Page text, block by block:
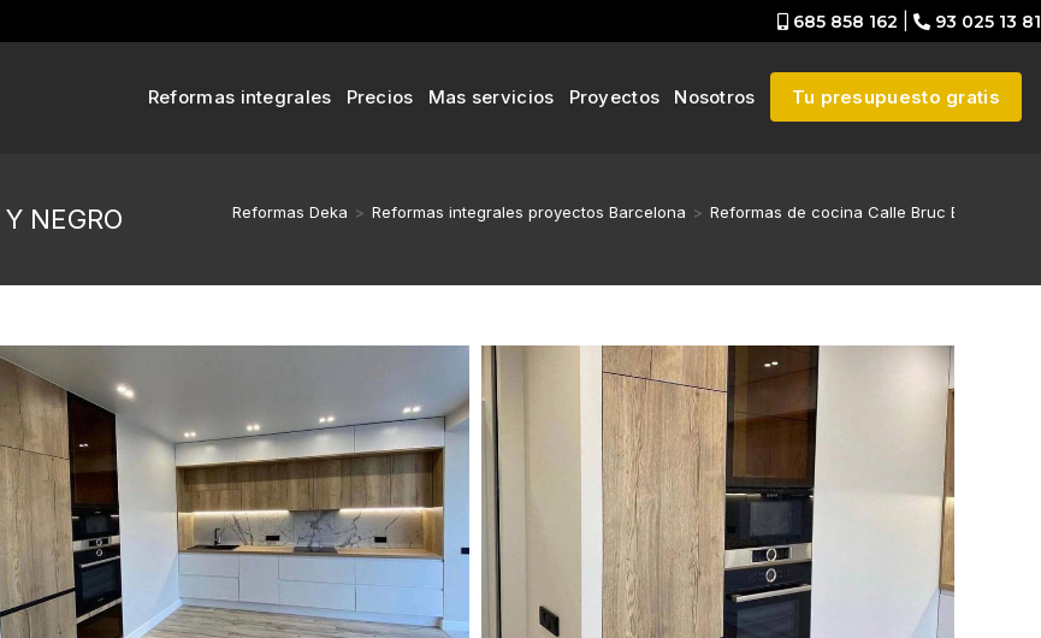
685 858 162 93 025 13 81
Reformas integrales Precios Mas servicios Proyectos Nosotros Tu presupuesto gratis
NEGRO Reformas Deka > Reformas integrales proyectos Barcelona > Reformas de cocina Calle Bruc Barcelona